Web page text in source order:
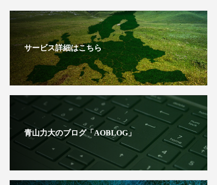
サービス詳細はこちら
青山力大のブログ「AOBLOG」